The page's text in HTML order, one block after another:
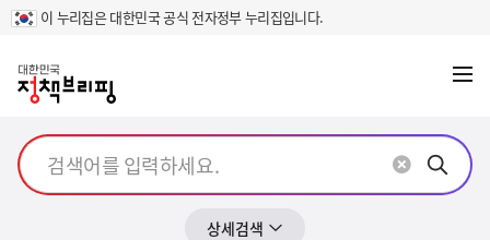
이 누리집은 대한민국 공식 전자정부 누리집입니다.
메
상세검색 열기